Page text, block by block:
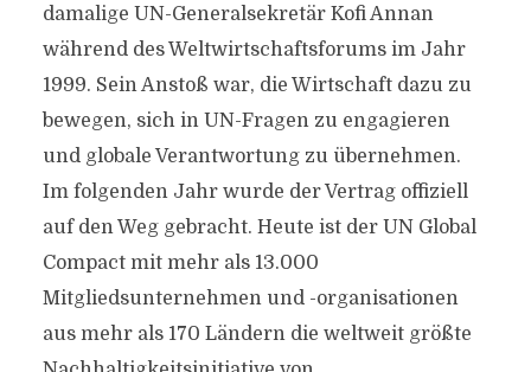
damalige UN-Generalsekretär Kofi Annan
während des Weltwirtschaftsforums im Jahr
1999. Sein Anstoß war, die Wirtschaft dazu zu
bewegen, sich in UN-Fragen zu engagieren
und globale Verantwortung zu übernehmen.
Im folgenden Jahr wurde der Vertrag offiziell
auf den Weg gebracht. Heute ist der UN Global
Compact mit mehr als 13.000
Mitgliedsunternehmen und -organisationen
aus mehr als 170 Ländern die weltweit größte